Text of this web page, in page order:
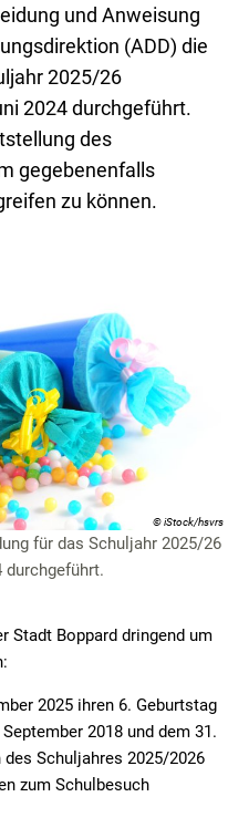
Ummeldung/
Schutzhütten
Vereine und
Bücher-Shop
und Anweisung
(ADD) die
2025/26
2024 durchgeführt.
des
gegebenenfalls
zu können.
© iStock/hsvrs
für das Schuljahr 2025/26
durchgeführt.
Stadt Boppard dringend um
2025 ihren 6. Geburtstag
2018 und dem 31.
Schuljahres 2025/2026
zum Schulbesuch